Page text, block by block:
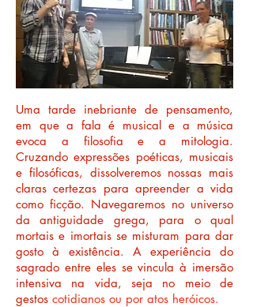
Uma tarde inebriante de pensamento,
em que a fala é musical e a música
evoca a filosofia e a mitologia.
Cruzando expressões poéticas, musicais
e filosóficas, dissolveremos nossas mais
claras certezas para apreender a vida
como ficção. Navegaremos no universo
da antiguidade grega, para o qual
mortais e imortais se misturam para dar
gosto à existência. A experiência do
sagrado entre eles se vincula à imersão
intensiva na vida, seja no meio de
gestos cotidianos ou por atos heróicos.